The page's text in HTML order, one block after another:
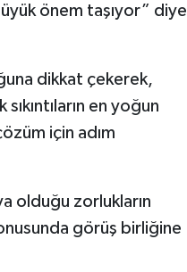
önem taşıyor” diye
dikkat çekerek,
en yoğun
için adım
olduğu zorlukların
görüş birliğine